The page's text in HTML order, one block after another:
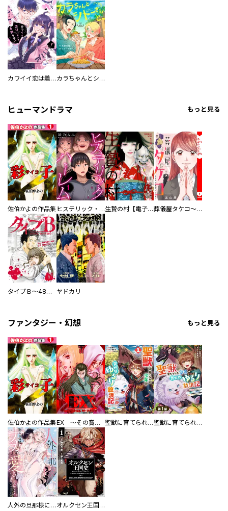
カワイイ恋は着飾らない カラちゃんとシトーさんと、 【分冊版】
ヒューマンドラマ もっと見る
佐伯かよの作品集 ヒステリック・ハーレム～搾られる男と堕ちる女～【電子単行本版】 生贄の村【電子単行本版】 葬儀屋タケコ～あなたの最期、叶えます【電子単行本版】
タイプＢ～48時間後、致死率100％～【単話】 ヤドカリ
ファンタジー・幻想 もっと見る
佐伯かよの作品集 EX ～その賞金稼ぎは、世界の出口を探す～【単行本版】 聖獣に育てられた少年の異世界ゆるり放浪記～神様からもらったチート魔法で、仲間たちとスローライフを満喫中～ 聖獣に育てられた少年の異世界ゆるり放浪記～神様からもらったチート魔法で、仲間たちとスローライフを満喫中～【分冊版】
人外の旦那様に娶られ毎晩ナカまで愛される…。アンソロジー オルクセン王国史